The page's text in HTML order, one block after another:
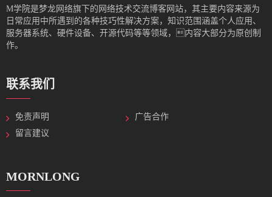
M学院是梦龙网络旗下的网络技术交流博客网站，其主要内容来源为
日常应用中所遇到的各种技巧性解决方案，知识范围涵盖个人应用、
服务器系统、硬件设备、开源代码等等领域，内容大部分为原创制
作。
联系我们
免责声明
广告合作
留言建议
MORNLONG